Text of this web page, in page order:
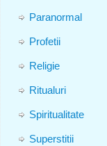
Paranormal
Profetii
Religie
Ritualuri
Spiritualitate
Superstitii